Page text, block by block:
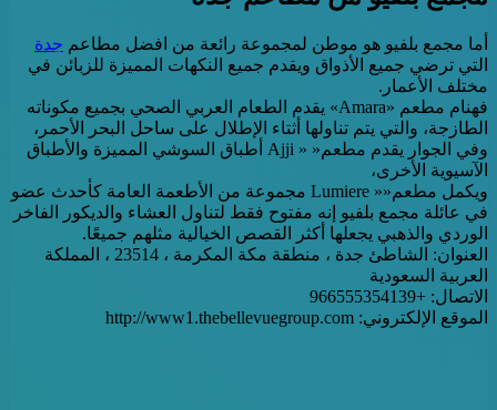
أما مجمع بلفيو هو موطن لمجموعة رائعة من افضل مطاعم جدة
التي ترضي جميع الأذواق ويقدم جميع النكهات المميزة للزبائن في
مختلف الأعمار.
فهنام مطعم «Amara» يقدم الطعام العربي الصحي بجميع مكوناته
الطازجة، والتي يتم تناولها أثتاء الإطلال على ساحل البحر الأحمر،
وفي الجوار يقدم مطعم« « Ajji أطباق السوشي المميزة والأطباق
الآسيوية الأخرى،
ويكمل مطعم«« Lumiere مجموعة من الأطعمة العامة كأحدث عضو
في عائلة مجمع بلفيو إنه مفتوح فقط لتناول العشاء والديكور الفاخر
الوردي والذهبي يجعلها أكثر القصص الخيالية مثلهم جميعًا.
العنوان: الشاطئ جدة ، منطقة مكة المكرمة ، 23514 ، المملكة
العربية السعودية
الاتصال: +966555354139
الموقع الإلكتروني: http://www1.thebellevuegroup.com